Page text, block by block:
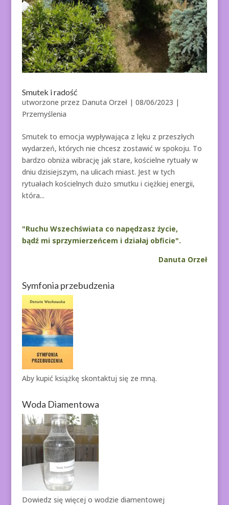
Smutek i radość
utworzone przez Danuta Orzeł| 08/06/2023 |
Przemyślenia
Smutek to emocja wypływająca z lęku z przeszłych
wydarzeń, których nie chcesz zostawić w spokoju. To
bardzo obniża wibrację jak stare, kościelne rytuały w
dniu dzisiejszym, na ulicach miast. Jest w tych
rytuałach kościelnych dużo smutku i ciężkiej energii,
która...
"Ruchu Wszechświata co napędzasz życie,
bądź mi sprzymierzeńcem i działaj obficie".
Danuta Orzeł
Symfonia przebudzenia
Aby kupić książkę skontaktuj się ze mną.
Woda Diamentowa
Dowiedz się więcej o wodzie diamentowej